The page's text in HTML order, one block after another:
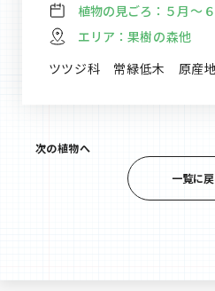
植物の見ごろ： ５月～
エリア： 果樹の森他
ツツジ科 常緑低木 原産地
次の植物へ
一覧に